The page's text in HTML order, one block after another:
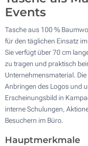
Events
Tasche aus 100 %
für den täglichen Einsatz
Sie verfügt über 70 cm
zu tragen und praktisch
Unternehmensmaterial.
Anbringen des Logos und
Erscheinungsbild in
interne Schulungen,
Besuchern im Büro.
Hauptmerkmale